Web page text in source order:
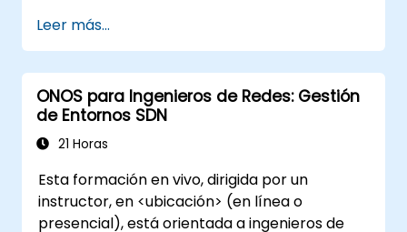
aplicaciones ONOS para gestionar redes
SDN.
Integrar aplicaciones ONOS con sistemas
externos y APIs.
Diagnosticar problemas y optimizar las
aplicaciones ONOS para obtener mayor
Leer más...
ONOS para Ingenieros de Redes: Gestión
de Entornos SDN
21 Horas
Esta formación en vivo, dirigida por un
instructor, en <ubicación> (en línea o
presencial), está orientada a ingenieros de